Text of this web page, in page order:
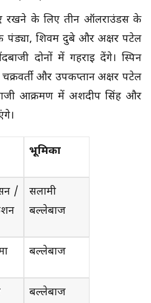
रखने के लिए तीन ऑलराउंडर्स के
पंड्या, शिवम दुबे और अक्षर पटेल
दोनों में गहराई देंगे। स्पिन
और उपकप्तान अक्षर पटेल
आक्रमण में अर्शदीप सिंह और
भूमिका
/
सलामी
बल्लेबाज
बल्लेबाज
बल्लेबाज